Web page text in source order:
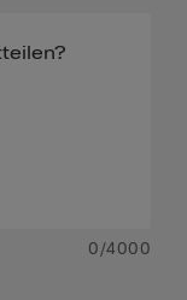
0 /4000